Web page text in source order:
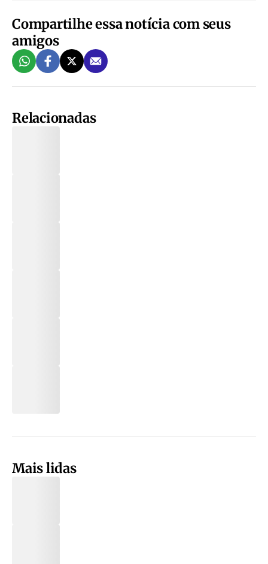
Compartilhe essa notícia com seus
amigos
Relacionadas
Mais lidas